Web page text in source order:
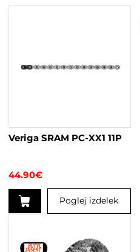
Veriga SRAM PC-XX1 11P
44.90€
Poglej izdelek